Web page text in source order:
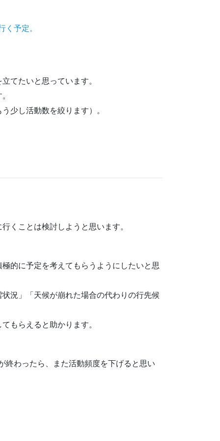
く予定。
てたいと思っています。
少し活動数を絞ります）。
くことは検討しようと思います。
的に予定を考えてもらうようにしたいと思
況」「天候が崩れた場合の代わりの行先候
もらえると助かります。
終わったら、また活動頻度を下げると思い